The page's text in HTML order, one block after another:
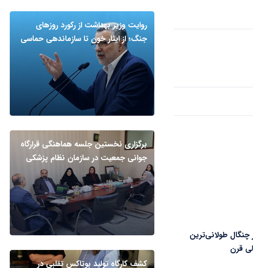
چنگال طولانی‌ترین
قرن
روایت وزیر بهداشت از رکورد روزهای
جنگ؛ از ایثار خون تا سازماندهی حماسی
برگزاری نخستین جلسه هماهنگی قرارگاه
جوانی جمعیت در سازمان نظام پزشکی
کشف کارگاه تولید بوتاکس تقلبی در